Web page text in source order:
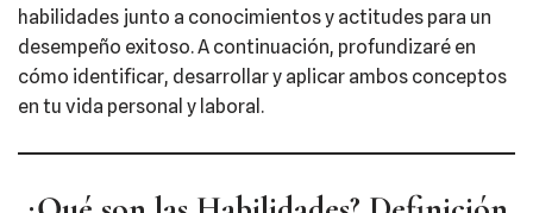
habilidades junto a conocimientos y actitudes para un
desempeño exitoso. A continuación, profundizaré en
cómo identificar, desarrollar y aplicar ambos conceptos
en tu vida personal y laboral.